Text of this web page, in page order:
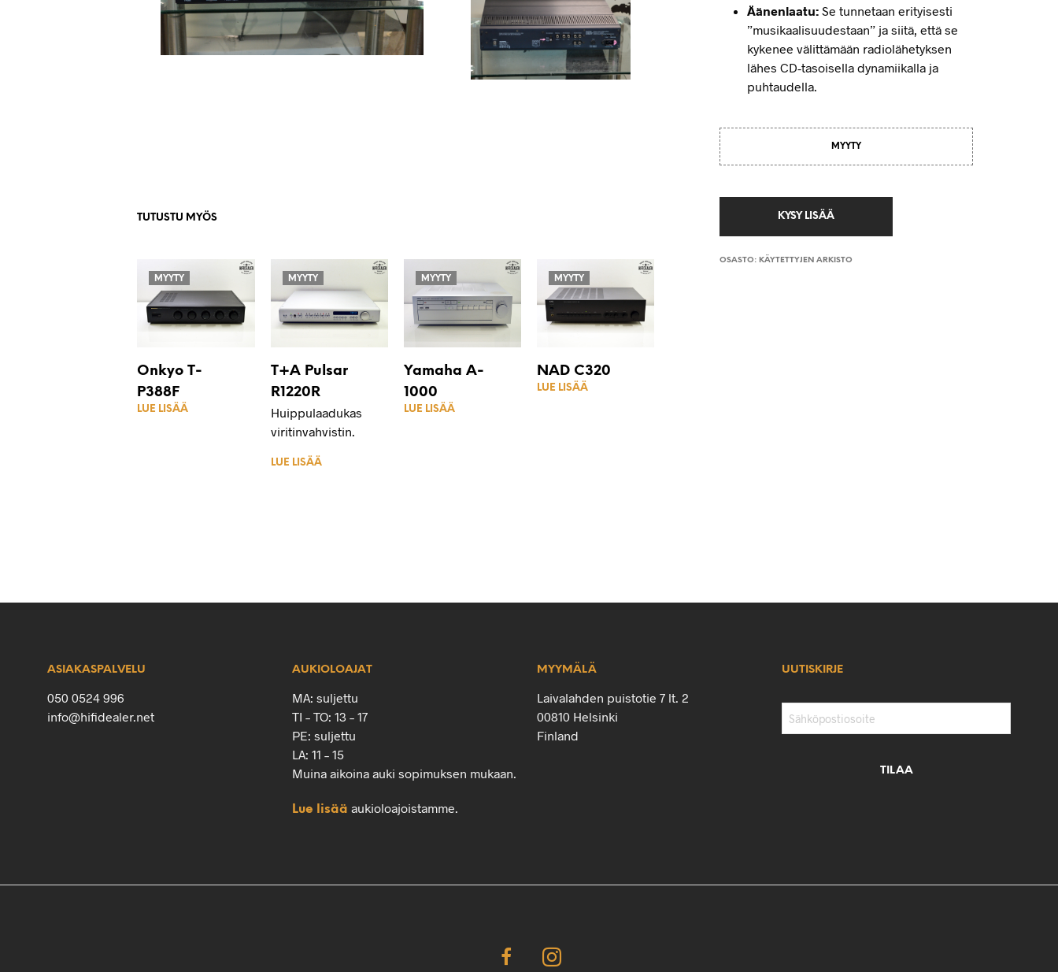
Äänenlaatu:Se tunnetaan erityisesti
”musikaalisuudestaan” ja siitä, että se
kykenee välittämään radiolähetyksen
lähes CD-tasoisella dynamiikalla ja
puhtaudella.
MYYTY
OSASTO: KÄYTETTYJEN ARKISTO
TUTUSTU MYÖS
MYYTY
Onkyo T-
P388F
LUE LISÄÄ
MYYTY
T+A Pulsar
R1220R
Huippulaadukas
viritinvahvistin.
LUE LISÄÄ
MYYTY
Yamaha A-
1000
LUE LISÄÄ
MYYTY
NAD C320
LUE LISÄÄ
ASIAKASPALVELU
050 0524 996
info@hifidealer.net
AUKIOLOAJAT
MA: suljettu
TI – TO: 13 – 17
PE: suljettu
LA: 11 – 15
Muina aikoina auki sopimuksen mukaan.
Lue lisää aukioloajoistamme.
MYYMÄLÄ
Laivalahden puistotie 7 lt. 2
00810 Helsinki
Finland
UUTISKIRJE